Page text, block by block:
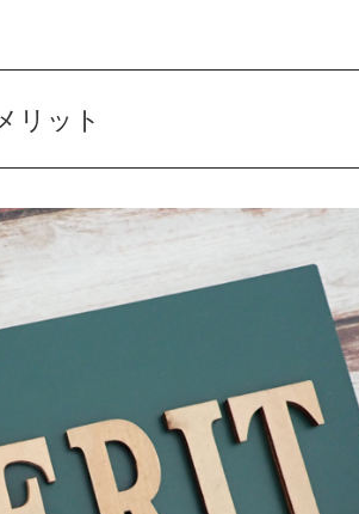
リット